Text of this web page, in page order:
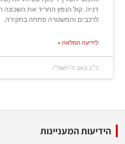
דניה. קול הנפץ החריד את השכונה
לרכבים והמשטרה פתחה בחקירה.
לידיעה המלאה »
כ״ב באב ה׳תשפ״ו
הידיעות המעניינות